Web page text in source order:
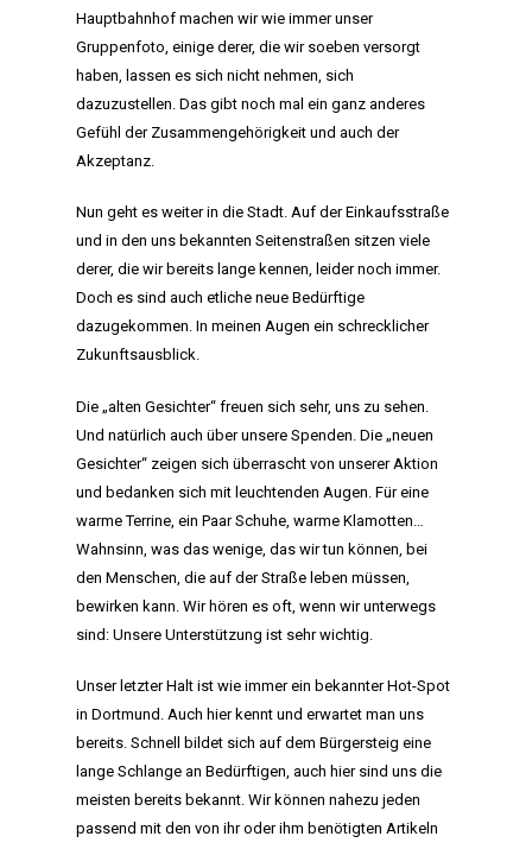
Hauptbahnhof machen wir wie immer unser
Gruppenfoto, einige derer, die wir soeben versorgt
haben, lassen es sich nicht nehmen, sich
dazuzustellen. Das gibt noch mal ein ganz anderes
Gefühl der Zusammengehörigkeit und auch der
Akzeptanz.
Nun geht es weiter in die Stadt. Auf der Einkaufsstraße
und in den uns bekannten Seitenstraßen sitzen viele
derer, die wir bereits lange kennen, leider noch immer.
Doch es sind auch etliche neue Bedürftige
dazugekommen. In meinen Augen ein schrecklicher
Zukunftsausblick.
Die „alten Gesichter“ freuen sich sehr, uns zu sehen.
Und natürlich auch über unsere Spenden. Die „neuen
Gesichter“ zeigen sich überrascht von unserer Aktion
und bedanken sich mit leuchtenden Augen. Für eine
warme Terrine, ein Paar Schuhe, warme Klamotten…
Wahnsinn, was das wenige, das wir tun können, bei
den Menschen, die auf der Straße leben müssen,
bewirken kann. Wir hören es oft, wenn wir unterwegs
sind: Unsere Unterstützung ist sehr wichtig.
Unser letzter Halt ist wie immer ein bekannter Hot-Spot
in Dortmund. Auch hier kennt und erwartet man uns
bereits. Schnell bildet sich auf dem Bürgersteig eine
lange Schlange an Bedürftigen, auch hier sind uns die
meisten bereits bekannt. Wir können nahezu jeden
passend mit den von ihr oder ihm benötigten Artikeln